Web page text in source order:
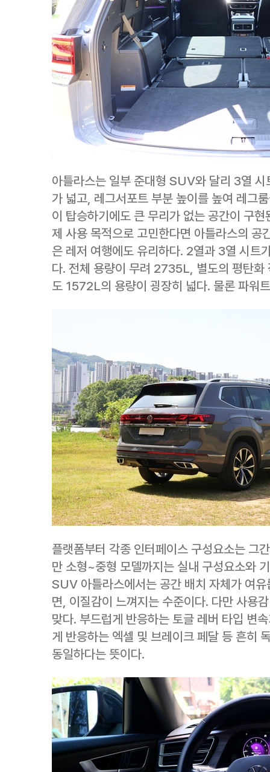
아틀라스는 일부 준대형 SUV와 달리 3열
가 넓고, 레그서포트 부분 높이를 높여 레그
이 탑승하기에도 큰 무리가 없는 공간이 구
제 사용 목적으로 고민한다면 아틀라스의 공
은 레저 여행에도 유리하다. 2열과 3열 시트
다. 전체 용량이 무려 2735L, 별도의 평탄화
도 1572L의 용량이 굉장히 넓다. 물론 파워
플랫폼부터 각종 인터페이스 구성요소는 그
만 소형~중형 모델까지는 실내 구성요소와
SUV 아틀라스에서는 공간 배치 자체가 여
면, 이질감이 느껴지는 수준이다. 다만 사용
맞다. 부드럽게 반응하는 토글 레버 타입 변
게 반응하는 엑셀 및 브레이크 페달 등 흔히
동일하다는 뜻이다.